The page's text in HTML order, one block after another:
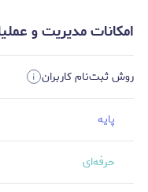
امکانات مدیریت و
روش ثبت‌نام کاربران
پایه
حرفه‌ای